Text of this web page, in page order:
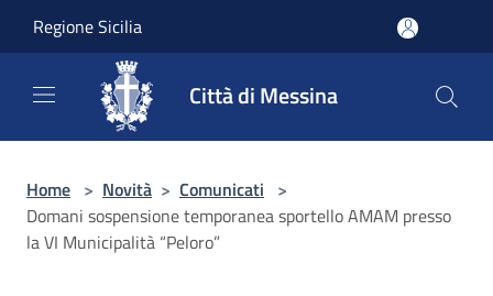
Regione Sicilia
Città di Messina
Home > Novità > Comunicati >
Domani sospensione temporanea sportello AMAM presso
la VI Municipalità “Peloro”